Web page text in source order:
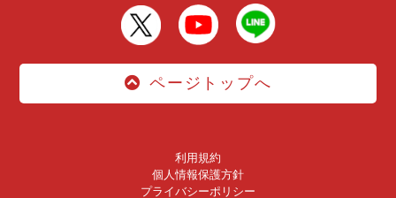
ページトップへ
利用規約
個人情報保護方針
プライバシーポリシー